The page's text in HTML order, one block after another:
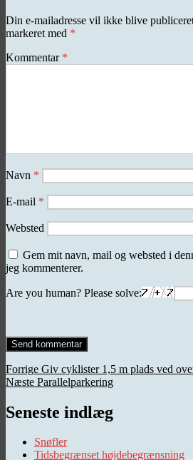
Din e-mailadresse vil ikke blive
markeret med *
Kommentar *
Navn *
E-mail *
Websted
Gem mit navn, mail og websted i
jeg kommenterer.
Are you human? Please solve:
Indlægsnavigation
Forrige Forrige
indlæg:
Giv cyklister 1,5 m plads ved
Næste Næste
Parallelparkering
Seneste indlæg
Snøfler
Tidsbegrænset højdebegrænsning